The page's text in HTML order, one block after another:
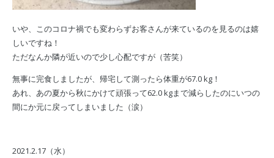
いや、このコロナ禍でも変わらずお客さんが来ているのを見るのは嬉
しいですね！
ただなんか隣が近いので少し心配ですが（苦笑）
無事に完食しましたが、帰宅して測ったら体重が67.0 kg！
あれ、あの夏から秋にかけて頑張って62.0 kgまで減らしたのにいつの
間にか元に戻ってしまいました（涙）
2021.2.17（水）